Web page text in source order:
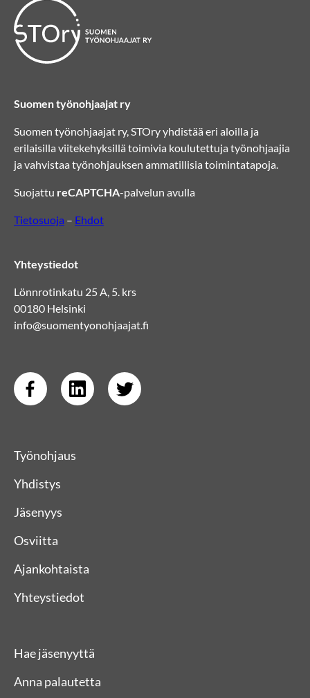
Suomen työnohjaajat ry
Suomen työnohjaajat ry, STOry yhdistää eri aloilla ja
erilaisilla viitekehyksillä toimivia koulutettuja työnohjaajia
ja vahvistaa työnohjauksen ammatillisia toimintatapoja.
Suojattu reCAPTCHA-palvelun avulla
Tietosuoja – Ehdot
Yhteystiedot
Lönnrotinkatu 25 A, 5. krs
00180 Helsinki
info@suomentyonohjaajat.fi
Työnohjaus
Yhdistys
Jäsenyys
Osviitta
Ajankohtaista
Yhteystiedot
Hae jäsenyyttä
Anna palautetta